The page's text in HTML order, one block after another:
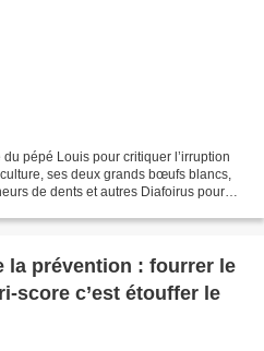
pépé Louis pour critiquer l’irruption
ses deux grands bœufs blancs,
de dents et autres Diafoirus pour
la prévention : fourrer le
score c’est étouffer le